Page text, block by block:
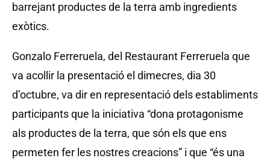
barrejant productes de la terra amb ingredients
exòtics.
Gonzalo Ferreruela, del Restaurant Ferreruela que
va acollir la presentació el dimecres, dia 30
d’octubre, va dir en representació dels establiments
participants que la iniciativa “dona protagonisme
als productes de la terra, que són els que ens
permeten fer les nostres creacions” i que “és una